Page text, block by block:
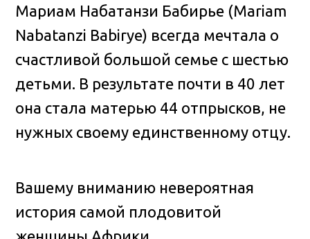
Мариам Набатанзи Бабирье (Mariam
Nabatanzi Babirye) всегда мечтала о
счастливой большой семье с шестью
детьми. В результате почти в 40 лет
она стала матерью 44 отпрысков, не
нужных своему единственному отцу.
Вашему вниманию невероятная
история самой плодовитой